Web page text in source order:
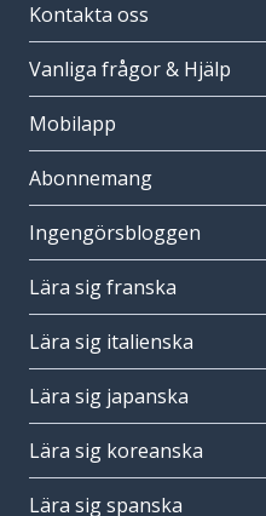
Kontakta oss
Vanliga frågor & Hjälp
Mobilapp
Abonnemang
Ingengörsbloggen
Lära sig franska
Lära sig italienska
Lära sig japanska
Lära sig koreanska
Lära sig spanska